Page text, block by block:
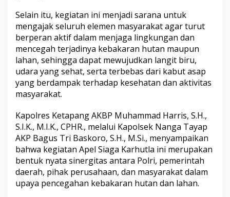
Selain itu, kegiatan ini menjadi sarana untuk
mengajak seluruh elemen masyarakat agar turut
berperan aktif dalam menjaga lingkungan dan
mencegah terjadinya kebakaran hutan maupun
lahan, sehingga dapat mewujudkan langit biru,
udara yang sehat, serta terbebas dari kabut asap
yang berdampak terhadap kesehatan dan aktivitas
masyarakat.
Kapolres Ketapang AKBP Muhammad Harris, S.H.,
S.I.K., M.I.K., CPHR., melalui Kapolsek Nanga Tayap
AKP Bagus Tri Baskoro, S.H., M.Si., menyampaikan
bahwa kegiatan Apel Siaga Karhutla ini merupakan
bentuk nyata sinergitas antara Polri, pemerintah
daerah, pihak perusahaan, dan masyarakat dalam
upaya pencegahan kebakaran hutan dan lahan.